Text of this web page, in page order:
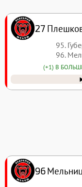
96
27
95.
96.
(+1) В